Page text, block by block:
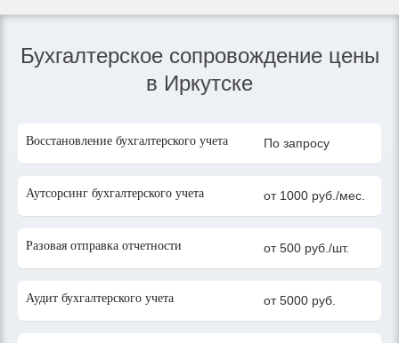
Бухгалтерское сопровождение цены
в Иркутске
Восстановление бухгалтерского учета По запросу
Аутсорсинг бухгалтерского учета от 1000 руб./мес.
Разовая отправка отчетности от 500 руб./шт.
Аудит бухгалтерского учета от 5000 руб.